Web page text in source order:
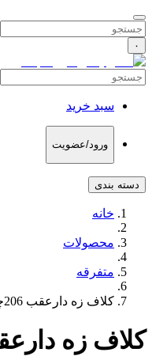
۰
سبد خرید
ورود/عضویت
دسته بندی
خانه
محصولات
متفرقه
کلاف زه دارعقب 206چپ/ همگام
کلاف زه دارعقب 206چپ/